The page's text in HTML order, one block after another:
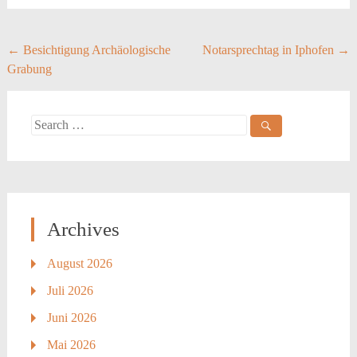
Post
navigation
← Besichtigung Archäologische
Grabung
Notarsprechtag in Iphofen →
Search
Archives
August 2026
Juli 2026
Juni 2026
Mai 2026